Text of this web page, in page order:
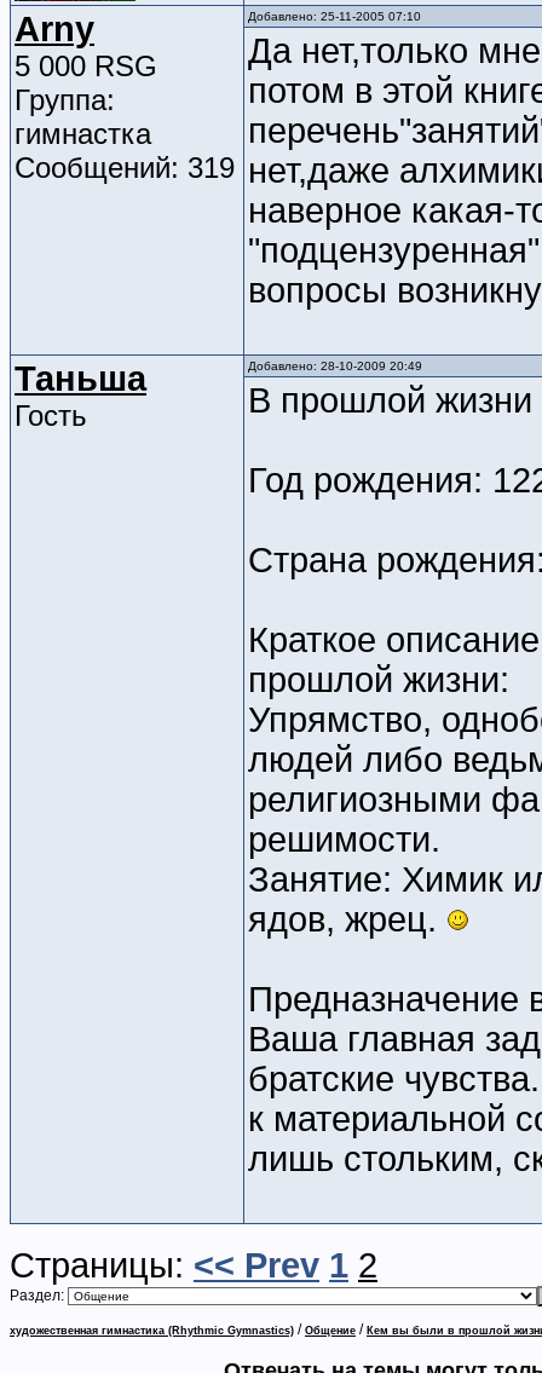
Arny
5 000 RSG
Группа:
гимнастка
Сообщений: 319
Добавлено: 25-11-2005 07:10
Да нет,только
потом в этой
нет,даже
наверное какая-
вопросы
Таньша
Гость
Добавлено: 28-10-2009 20:49
В прошлой
Год рождения:
Страна
Краткое
прошлой жизни:
Упрямство,
людей либо
религиозными
решимости.
Занятие: Химик
ядов, жрец.
Ваша главная
братские
к материальной
лишь стольким,
Страницы: << Prev 1 2
Раздел:
художественная гимнастика (Rhythmic Gymnastics) / Общение / Кем вы были в прошлой